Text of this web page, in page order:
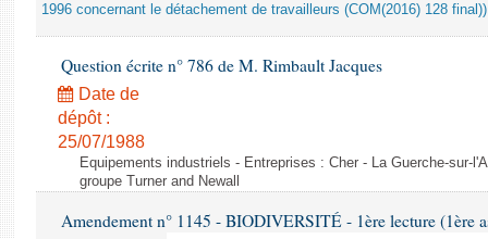
1996 concernant le détachement de travailleurs (COM(2016) 128 final))
Question écrite n° 786 de M. Rimbault Jacques
Date de
dépôt :
25/07/1988
Equipements industriels - Entreprises : Cher - La Guerche-sur-
groupe Turner and Newall
Amendement n° 1145 - BIODIVERSITÉ - 1ère lecture (1ère